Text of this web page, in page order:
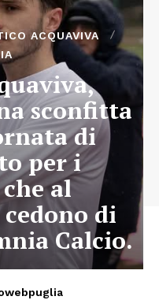
ACQUAVIVA
sconfitta
di
per i
al
di
Calcio.